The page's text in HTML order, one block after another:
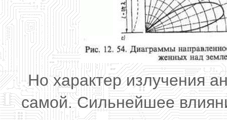
Но характер излучения
самой. Сильнейшее